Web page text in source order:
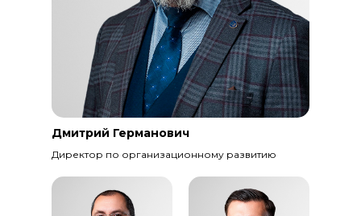
Дмитрий Германович
Директор по организационному развитию